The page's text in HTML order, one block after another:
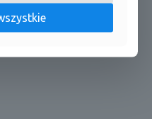
co potwierdza
prawie 20 lat.